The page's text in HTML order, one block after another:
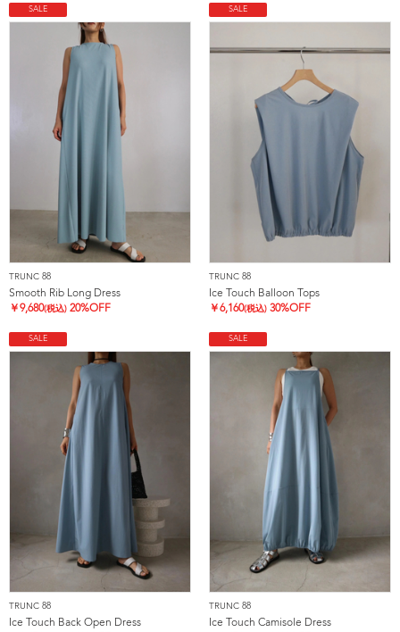
SALE
TRUNC 88
Smooth Rib Long Dress
￥9,680(税込) 20%OFF
SALE
TRUNC 88
Ice Touch Balloon Tops
￥6,160(税込) 30%OFF
SALE
TRUNC 88
Ice Touch Back Open Dress
SALE
TRUNC 88
Ice Touch Camisole Dress